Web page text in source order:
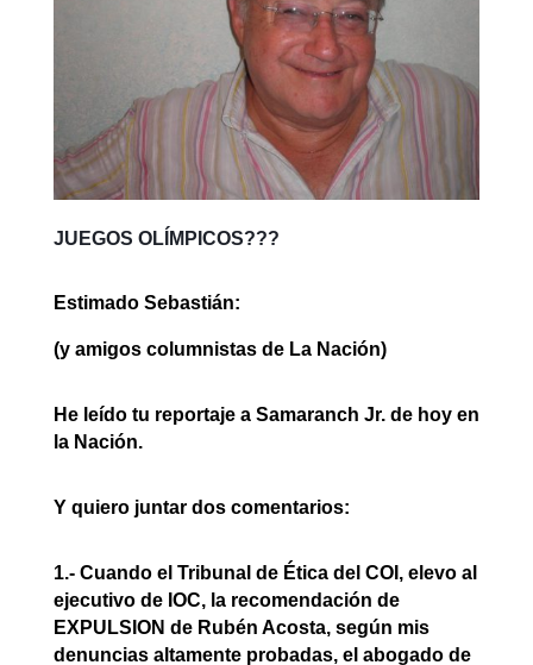
JUEGOS OLÍMPICOS???
Estimado Sebastián:
(y amigos columnistas de La Nación)
He leído tu reportaje a Samaranch Jr. de hoy en
la Nación.
Y quiero juntar dos comentarios:
1.- Cuando el Tribunal de Ética del COI, elevo al
ejecutivo de IOC, la recomendación de
EXPULSION de Rubén Acosta, según mis
denuncias altamente probadas, el abogado de